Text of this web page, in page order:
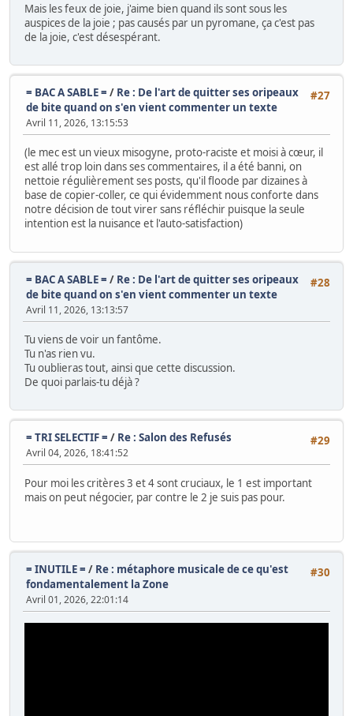
Mais les feux de joie, j'aime bien quand ils sont sous les
auspices de la joie ; pas causés par un pyromane, ça c'est pas
de la joie, c'est désespérant.
#27
= BAC A SABLE = / Re : De l'art de quitter ses oripeaux
de bite quand on s'en vient commenter un texte
Avril 11, 2026, 13:15:53
(le mec est un vieux misogyne, proto-raciste et moisi à cœur, il
est allé trop loin dans ses commentaires, il a été banni, on
nettoie régulièrement ses posts, qu'il floode par dizaines à
base de copier-coller, ce qui évidemment nous conforte dans
notre décision de tout virer sans réfléchir puisque la seule
intention est la nuisance et l'auto-satisfaction)
#28
= BAC A SABLE = / Re : De l'art de quitter ses oripeaux
de bite quand on s'en vient commenter un texte
Avril 11, 2026, 13:13:57
Tu viens de voir un fantôme.
Tu n'as rien vu.
Tu oublieras tout, ainsi que cette discussion.
De quoi parlais-tu déjà ?
#29
= TRI SELECTIF = / Re : Salon des Refusés
Avril 04, 2026, 18:41:52
Pour moi les critères 3 et 4 sont cruciaux, le 1 est important
mais on peut négocier, par contre le 2 je suis pas pour.
#30
= INUTILE = / Re : métaphore musicale de ce qu'est
fondamentalement la Zone
Avril 01, 2026, 22:01:14